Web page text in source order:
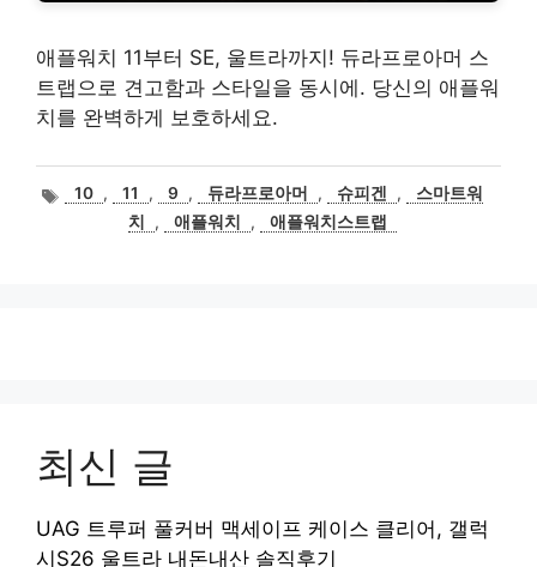
애플워치 11부터 SE, 울트라까지! 듀라프로아머 스
트랩으로 견고함과 스타일을 동시에. 당신의 애플워
치를 완벽하게 보호하세요.
태10 , 11 , 9 , 듀라프로아머 , 슈피겐 ,
스마트워
치
, 애플워치 , 애플워치스트랩
최신 글
UAG 트루퍼 풀커버 맥세이프 케이스 클리어, 갤럭
시S26 울트라 내돈내산 솔직후기